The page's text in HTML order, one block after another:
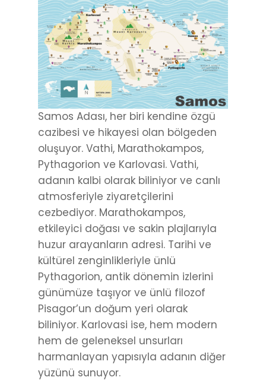
Samos Adası, her biri kendine özgü
cazibesi ve hikayesi olan bölgeden
oluşuyor. Vathi, Marathokampos,
Pythagorion ve Karlovasi. Vathi,
adanın kalbi olarak biliniyor ve canlı
atmosferiyle ziyaretçilerini
cezbediyor. Marathokampos,
etkileyici doğası ve sakin plajlarıyla
huzur arayanların adresi. Tarihi ve
kültürel zenginlikleriyle ünlü
Pythagorion, antik dönemin izlerini
günümüze taşıyor ve ünlü filozof
Pisagor’un doğum yeri olarak
biliniyor. Karlovasi ise, hem modern
hem de geleneksel unsurları
harmanlayan yapısıyla adanın diğer
yüzünü sunuyor.